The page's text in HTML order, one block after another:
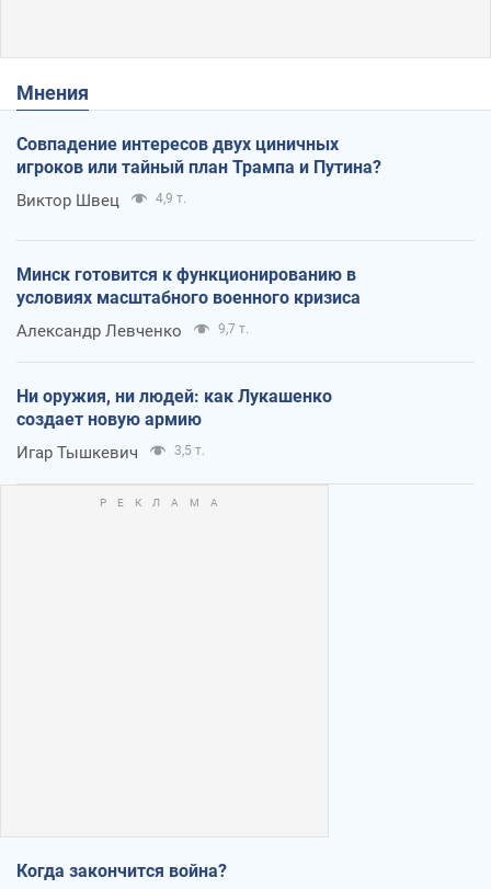
Мнения
Совпадение интересов двух циничных
игроков или тайный план Трампа и Путина?
Виктор Швец 4,9 т.
Минск готовится к функционированию в
условиях масштабного военного кризиса
Александр Левченко 9,7 т.
Ни оружия, ни людей: как Лукашенко
создает новую армию
Игар Тышкевич 3,5 т.
Когда закончится война?